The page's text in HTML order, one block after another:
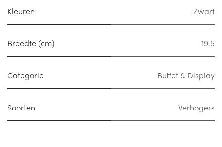
Kleuren Zwart
Breedte (cm) 19.5
Categorie Buffet & Display
Soorten Verhogers